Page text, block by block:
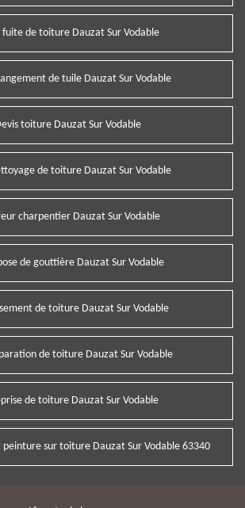
fuite de toiture Dauzat Sur Vodable
de tuile Dauzat Sur Vodable
toiture Dauzat Sur Vodable
de toiture Dauzat Sur Vodable
charpentier Dauzat Sur Vodable
de gouttière Dauzat Sur Vodable
de toiture Dauzat Sur Vodable
de toiture Dauzat Sur Vodable
de toiture Dauzat Sur Vodable
peinture sur toiture Dauzat Sur Vodable 63340